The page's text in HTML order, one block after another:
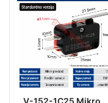
V-152-1C25 Mikro